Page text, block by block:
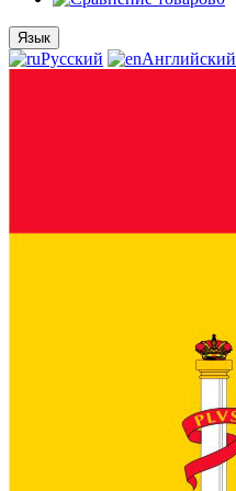
Язык
Русский Английский